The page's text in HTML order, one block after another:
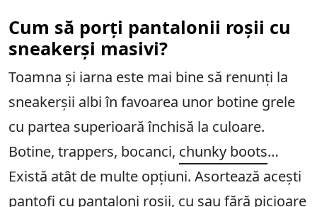
Cum să porți pantalonii roșii cu
sneakerși masivi?
Toamna și iarna este mai bine să renunți la
sneakerșii albi în favoarea unor botine grele
cu partea superioară închisă la culoare.
Botine, trappers, bocanci, chunky boots…
Există atât de multe opțiuni. Asortează acești
pantofi cu pantaloni roșii, cu sau fără picioare